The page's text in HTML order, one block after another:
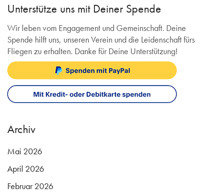
Unterstütze uns mit Deiner Spende
Wir leben vom Engagement und Gemeinschaft. Deine
Spende hilft uns, unseren Verein und die Leidenschaft fürs
Fliegen zu erhalten. Danke für Deine Unterstützung!
Archiv
Mai 2026
April 2026
Februar 2026